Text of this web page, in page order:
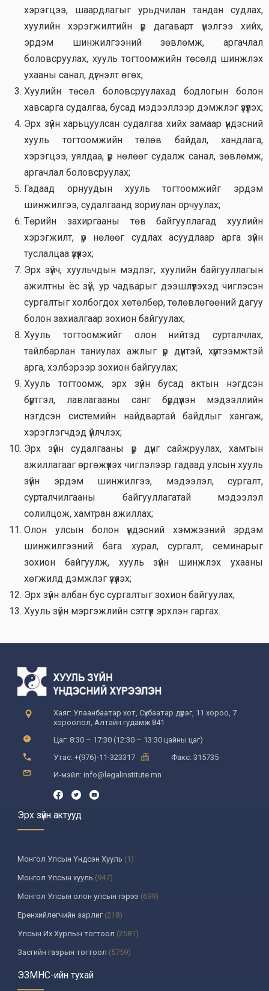
хэрэгцээ, шаардлагыг урьдчилан тандан судлах,
хуулийн хэрэгжилтийн үр дагаварт үнэлгээ хийх,
эрдэм шинжилгээний зөвлөмж, аргачлал
боловсруулах, хууль тогтоомжийн төсөлд шинжлэх
ухааны санал, дүгнэлт өгөх;
Хуулийн төсөл боловсруулахад бодлогын болон
хавсарга судалгаа, бусад мэдээллээр дэмжлэг үзүүлэх;
Эрх зүйн харьцуулсан судалгаа хийх замаар үндэсний
хууль тогтоомжийн төлөв байдал, хандлага,
хэрэгцээ, уялдаа, үр нөлөөг судалж санал, зөвлөмж,
аргачлал боловсруулах;
Гадаад орнуудын хууль тогтоомжийг эрдэм
шинжилгээ, судалгаанд зориулан орчуулах;
Төрийн захиргааны төв байгууллагад хуулийн
хэрэгжилт, үр нөлөөг судлах асуудлаар арга зүйн
туслалцаа үзүүлэх;
Эрх зүйч, хуульчдын мэдлэг, хуулийн байгууллагын
ажилтны ёс зүй, ур чадварыг дээшлүүлэхэд чиглэсэн
сургалтыг холбогдох хөтөлбөр, төлөвлөгөөний дагуу
болон захиалгаар зохион байгуулах;
Хууль тогтоомжийг олон нийтэд сурталчлах,
тайлбарлан таниулах ажлыг үр дүнтэй, хүртээмжтэй
арга, хэлбэрээр зохион байгуулах;
Хууль тогтоомж, эрх зүйн бусад актын нэгдсэн
бүртгэл, лавлагааны санг бүрдүүлэн мэдээллийн
нэгдсэн системийн найдвартай байдлыг хангаж,
хэрэглэгчдэд үйлчлэх;
Эрх зүйн судалгааны үр дүнг сайжруулах, хамтын
ажиллагааг өргөжүүлэх чиглэлээр гадаад улсын хууль
зүйн эрдэм шинжилгээ, мэдээлэл, сургалт,
сурталчилгааны байгууллагатай мэдээлэл
солилцож, хамтран ажиллах;
Олон улсын болон үндэсний хэмжээний эрдэм
шинжилгээний бага хурал, сургалт, семинарыг
зохион байгуулж, хууль зүйн шинжлэх ухааны
хөгжилд дэмжлэг үзүүлэх;
Эрх зүйн албан бус сургалтыг зохион байгуулах;
Хууль зүйн мэргэжлийн сэтгүүл эрхлэн гаргах.
Хаяг: Улаанбаатар хот, Сүхбаатар дүүрэг, 11 хороо, 7
хороолол, Алтайн гудамж 841
Цаг: 8:30 – 17:30 (12:30 – 13:30 цайны цаг)
Утас: +(976)-11-323317
Факс: 315735
И-мэйл: info@legalinstitute.mn
Эрх зүйн актууд
Монгол Улсын Үндсэн Хууль (1)
Монгол Улсын хууль (947)
Монгол Улсын олон улсын гэрээ (699)
Ерөнхийлөгчийн зарлиг(218)
Улсын Их Хурлын тогтоол (2581)
Засгийн газрын тогтоол (5759)
Үндсэн хуулийн цэцийн шийдвэр
ЭЗМНС-ийн тухай